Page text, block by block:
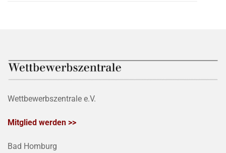
Wettbewerbszentrale e.V.
Mitglied werden >>
Bad Homburg